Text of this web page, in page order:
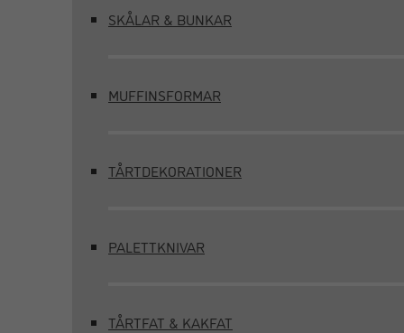
SKÅLAR & BUNKAR
MUFFINSFORMAR
TÅRTDEKORATIONER
PALETTKNIVAR
TÅRTFAT & KAKFAT